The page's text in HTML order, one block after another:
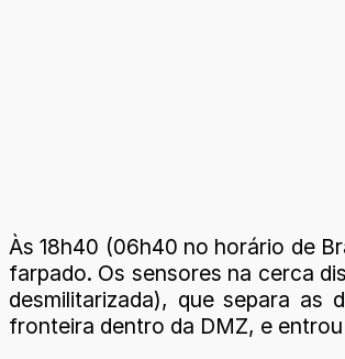
Às 18h40 (06h40 no horário de
farpado. Os sensores na cerca
desmilitarizada), que separa as
fronteira dentro da DMZ, e